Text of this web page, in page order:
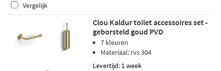
Vergelijk
Clou Kaldur toilet accessoires set -
geborsteld goud PVD
7 kleuren
Materiaal: rvs 304
Levertijd: 1 week